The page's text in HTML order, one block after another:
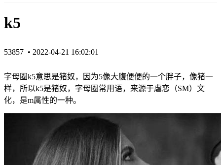
k5
53857 • 2022-04-21 16:02:01
字母圈k5意思是猪奴，因为5像大腹便便的一个胖子，像猪一
样，所以k5是猪奴，字母圈常用语，来源于虐恋（SM）文
化，是m属性的一种。